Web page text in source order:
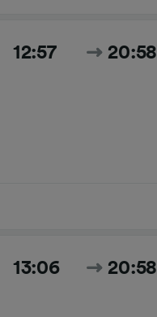
12:57 20:58
13:06 20:58